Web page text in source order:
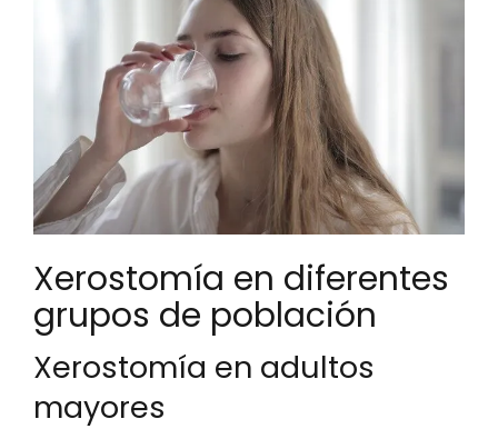
Xerostomía en diferentes
grupos de población
Xerostomía en adultos
mayores